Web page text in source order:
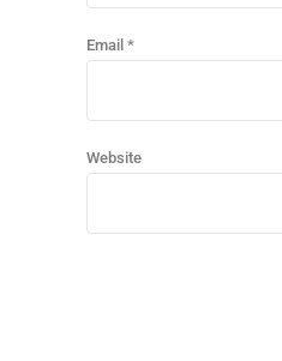
Email *
Website